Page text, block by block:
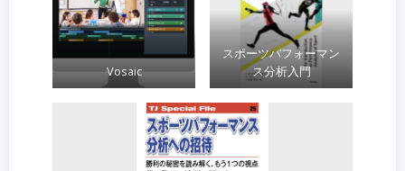
Vosaic
スポーツパフォーマン
ス分析入門